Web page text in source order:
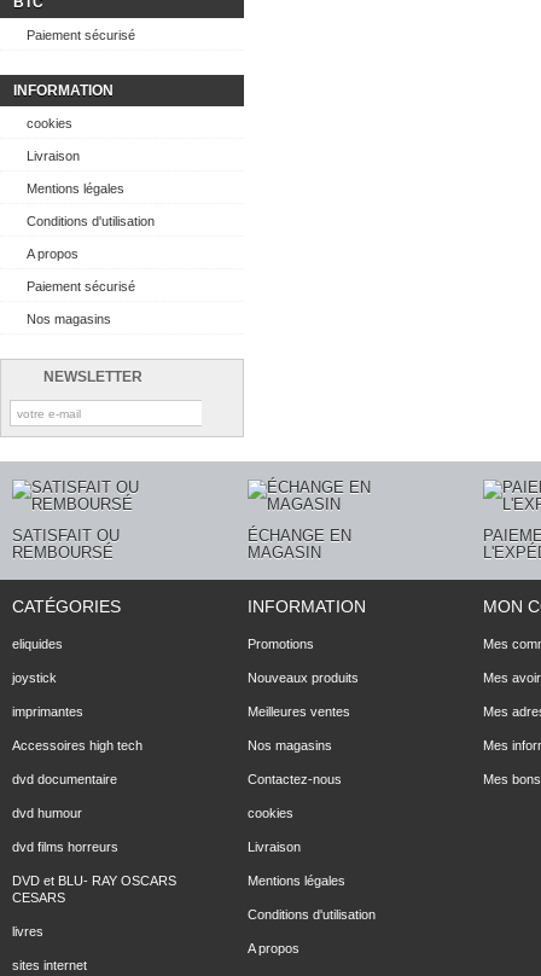
Paiement sécurisé
INFORMATION
cookies
Livraison
Mentions légales
Conditions d'utilisation
A propos
Paiement sécurisé
Nos magasins
NEWSLETTER
SATISFAIT OU
REMBOURSÉ
ÉCHANGE EN
MAGASIN
CATÉGORIES
eliquides
joystick
imprimantes
Accessoires high tech
dvd documentaire
dvd humour
dvd films horreurs
DVD et BLU- RAY OSCARS
CESARS
livres
sites internet
INFORMATION
Promotions
Nouveaux produits
Meilleures ventes
Nos magasins
Contactez-nous
cookies
Livraison
Mentions légales
Conditions d'utilisation
A propos
MON
Mes
Mes
Mes
Mes
Mes